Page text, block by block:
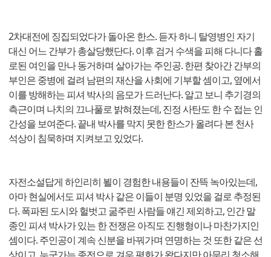
2차대전에 징집되었다가 돌아온 한스. 듣자 하니 탈영병인 자기
대신 어느 간부가 총살당했단다. 이후 검거 수색을 피해 다니다 홀
로된 여인을 만나 동거하며 살아가는 주인공. 한편 찾아간 간부의
부인은 중병에 걸려 남편의 재산을 사회에 기부할 셈이고, 옆에서
이를 방해하는 피셔 박사의 음모가 드러난다. 알고 보니 추기경의
측근이며 나치의 끄나풀로 밝혀졌는데, 진정 사탄도 한 수 접는 인
간성을 보여준다. 끝내 박사를 막지 못한 한스가 올려다 본 천사
석상이 침묵하며 지켜보고 있었다.
자전소설답게 하인리히 뵐이 경험한 내용들이 잔뜩 녹아있는데,
아마 현실에서도 피셔 박사 같은 이들이 분명 있었을 걸로 추정된
다. 폭파된 도시와 헐벗고 굶주린 사람들 얘긴 제외하고, 인간 말
종인 피셔 박사가 있는 한 전쟁은 아직도 진행형이나 마찬가지인
셈이다. 주인공이 계속 신분을 바꿔가며 연명하는 것 또한 같은 선